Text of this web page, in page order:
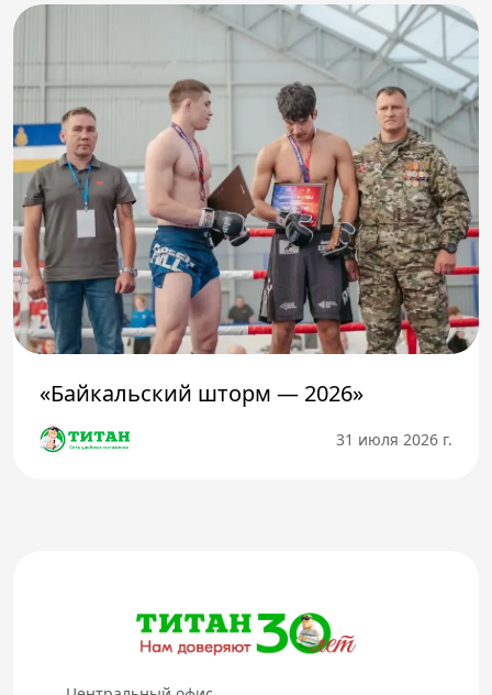
«Байкальский шторм — 2026»
31 июля 2026 г.